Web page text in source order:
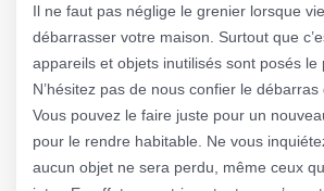
Il ne faut pas néglige le grenier lorsque
débarrasser votre maison. Surtout que
appareils et objets inutilisés sont posés le
N’hésitez pas de nous confier le débarras
Vous pouvez le faire juste pour un
pour le rendre habitable. Ne vous
aucun objet ne sera perdu, même ceux